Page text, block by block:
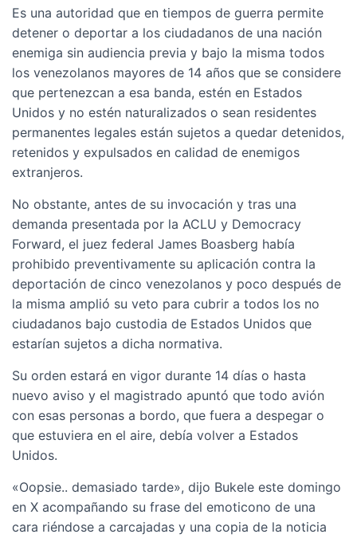
Es una autoridad que en tiempos de guerra permite
detener o deportar a los ciudadanos de una nación
enemiga sin audiencia previa y bajo la misma todos
los venezolanos mayores de 14 años que se considere
que pertenezcan a esa banda, estén en Estados
Unidos y no estén naturalizados o sean residentes
permanentes legales están sujetos a quedar detenidos,
retenidos y expulsados en calidad de enemigos
extranjeros.
No obstante, antes de su invocación y tras una
demanda presentada por la ACLU y Democracy
Forward, el juez federal James Boasberg había
prohibido preventivamente su aplicación contra la
deportación de cinco venezolanos y poco después de
la misma amplió su veto para cubrir a todos los no
ciudadanos bajo custodia de Estados Unidos que
estarían sujetos a dicha normativa.
Su orden estará en vigor durante 14 días o hasta
nuevo aviso y el magistrado apuntó que todo avión
con esas personas a bordo, que fuera a despegar o
que estuviera en el aire, debía volver a Estados
Unidos.
«Oopsie.. demasiado tarde», dijo Bukele este domingo
en X acompañando su frase del emoticono de una
cara riéndose a carcajadas y una copia de la noticia